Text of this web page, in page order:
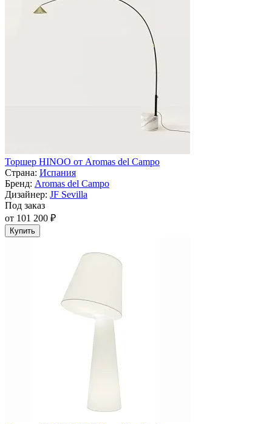
Торшер HINOO от Aromas del Campo
Страна: Испания
Бренд: Aromas del Campo
Дизайнер: JF Sevilla
Под заказ
от 101 200 ₽
Купить